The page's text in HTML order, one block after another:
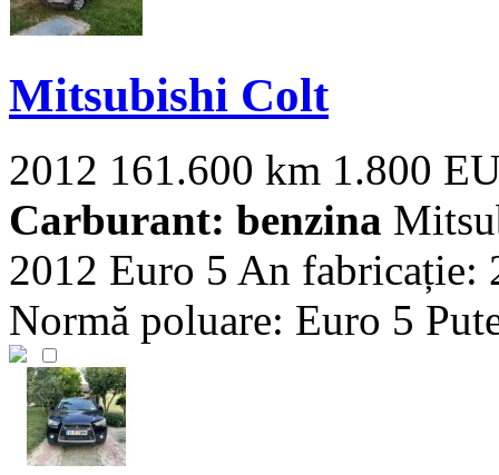
Mitsubishi Colt
2012 161.600 km 1.800
Carburant: benzina
2012 Euro 5 An fabricație:
Normă poluare: Euro 5